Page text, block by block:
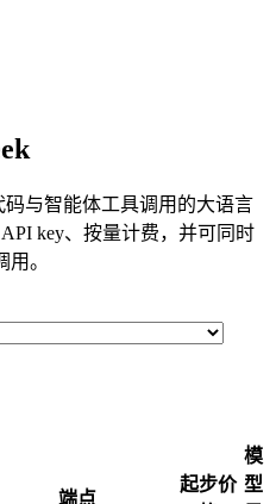
码与智能体工具调用的大语言
key、按量计费，并可同时
。
端点
起步价
模
型